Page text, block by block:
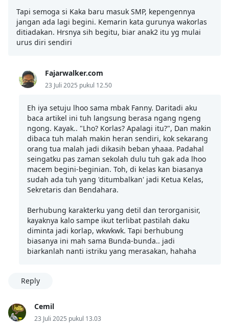
Tapi semoga si Kaka baru masuk SMP, kepengennya
jangan ada lagi begini. Kemarin kata gurunya wakorlas
ditiadakan. Hrsnya sih begitu, biar anak2 itu yg mulai
urus diri sendiri
Fajarwalker.com
23 Juli 2025 pukul 12.50
Eh iya setuju lhoo sama mbak Fanny. Daritadi aku
baca artikel ini tuh langsung berasa ngang ngeng
ngong. Kayak.. "Lho? Korlas? Apalagi itu?", Dan makin
dibaca tuh malah makin heran sendiri, kok sekarang
orang tua malah jadi dikasih beban yhaaa. Padahal
seingatku pas zaman sekolah dulu tuh gak ada lhoo
macem begini-beginian. Toh, di kelas kan biasanya
sudah ada tuh yang 'ditumbalkan' jadi Ketua Kelas,
Sekretaris dan Bendahara.
Berhubung karakterku yang detil dan terorganisir,
kayaknya kalo sampe ikut terlibat pastilah daku
diminta jadi korlap, wkwkwk. Tapi berhubung
biasanya ini mah sama Bunda-bunda.. jadi
biarkanlah nanti istriku yang merasakan, hahaha
Reply
Cemil
23 Juli 2025 pukul 13.03